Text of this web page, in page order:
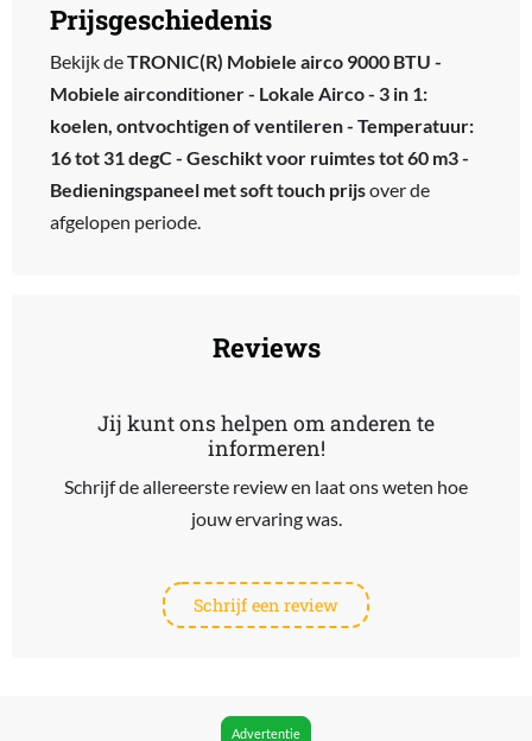
Prijsgeschiedenis
Bekijk deTRONIC(R) Mobiele airco 9000 BTU -
Mobiele airconditioner - Lokale Airco - 3 in 1:
koelen, ontvochtigen of ventileren - Temperatuur:
16 tot 31 degC - Geschikt voor ruimtes tot 60 m3 -
Bedieningspaneel met soft touch prijsover de
afgelopen periode.
Reviews
Jij kunt ons helpen om anderen te
informeren!
Schrijf de allereerste review en laat ons weten hoe
jouw ervaring was.
Schrijf een review
Advertentie